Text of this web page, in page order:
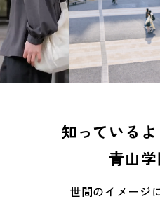
知っている
青山
世間のイメージ